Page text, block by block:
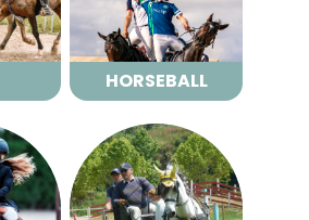
HORSEBALL
ENGANCHES